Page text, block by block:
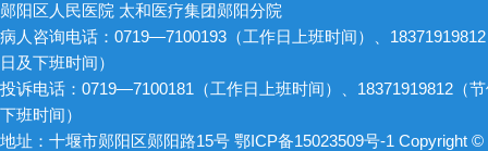
郧阳区人民医院 太和医疗集团郧阳分院
病人咨询电话：0719—7100193（工作日上班时间）、
日及下班时间）
投诉电话：0719—7100181（工作日上班时间）、18371919812（
下班时间）
地址：十堰市郧阳区郧阳路15号 鄂ICP备15023509号-1 Copyright ©